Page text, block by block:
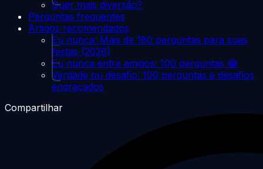
Quer mais diversão?
Perguntas frequentes
Artigos recomendados
Eu nunca: Mais de 180 perguntas para suas
festas (2026)
Eu nunca entre amigos: 100 perguntas 😂
Verdade ou desafio: 100 perguntas e desafios
engraçados
Compartilhar